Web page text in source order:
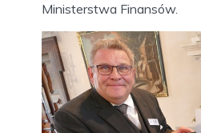
Ministerstwa Finansów.